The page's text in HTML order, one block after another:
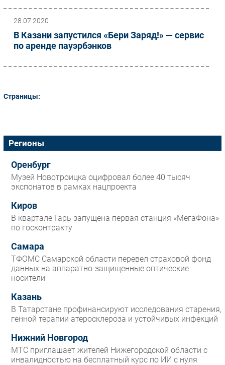
28.07.2020
В Казани запустился «Бери Заряд!» — сервис
по аренде пауэрбэнков
Страницы:
Регионы
Оренбург
Музей Новотроицка оцифровал более 40 тысяч
экспонатов в рамках нацпроекта
Киров
В квартале Гарь запущена первая станция «МегаФона»
по госконтракту
Самара
ТФОМС Самарской области перевел страховой фонд
данных на аппаратно-защищенные оптические
носители
Казань
В Татарстане профинансируют исследования старения,
генной терапии атеросклероза и устойчивых инфекций
Нижний Новгород
МТС приглашает жителей Нижегородской области с
инвалидностью на бесплатный курс по ИИ с нуля